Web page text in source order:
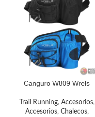
Canguro W809 Wrels
Trail Running, Accesorios,
Accesorios, Chalecos,